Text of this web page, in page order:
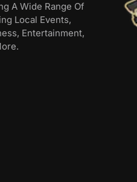
A Wide Range Of
Local Events,
Entertainment,